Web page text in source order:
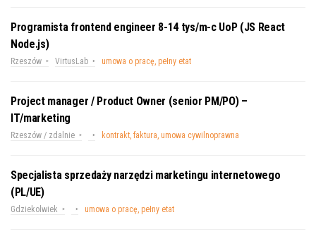
Programista frontend engineer 8-14 tys/m-c UoP (JS React
Node.js)
Rzeszów VirtusLab umowa o pracę, pełny etat
Project manager / Product Owner (senior PM/PO) –
IT/marketing
Rzeszów / zdalnie kontrakt, faktura, umowa cywilnoprawna
Specjalista sprzedaży narzędzi marketingu internetowego
(PL/UE)
Gdziekolwiek umowa o pracę, pełny etat